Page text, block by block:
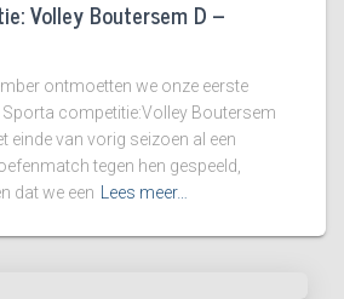
Volley Boutersem D –
ontmoetten we onze eerste
competitie:Volley Boutersem
einde van vorig seizoen al een
tegen hen gespeeld,
dat we een
Lees meer…